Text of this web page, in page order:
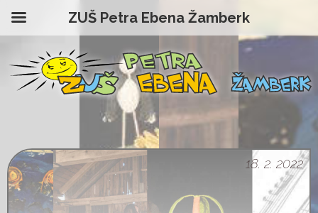
18. 2. 2022
ZUŠ Petra Ebena Žamberk